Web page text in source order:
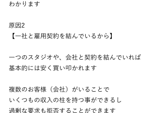
わかります
原因2
【一社と雇用契約を結んでいるから】
一つのスタジオや、会社と契約を結んでいれば
基本的には安く買い叩かれます
複数のお客様（会社）がいることで
いくつもの収入の柱を持つ事ができるし
過剰な要求も拒否することができます